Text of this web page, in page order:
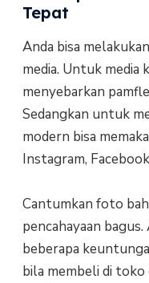
Tepat
Anda bisa
media. Untuk media
menyebarkan
Sedangkan untuk
modern bisa
Instagram,
Cantumkan foto
pencahayaan
beberapa
bila membeli di